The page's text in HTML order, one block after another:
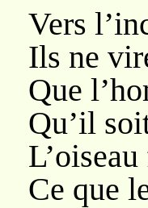
Vers
Ils ne
Que
Qu’il
Ce que